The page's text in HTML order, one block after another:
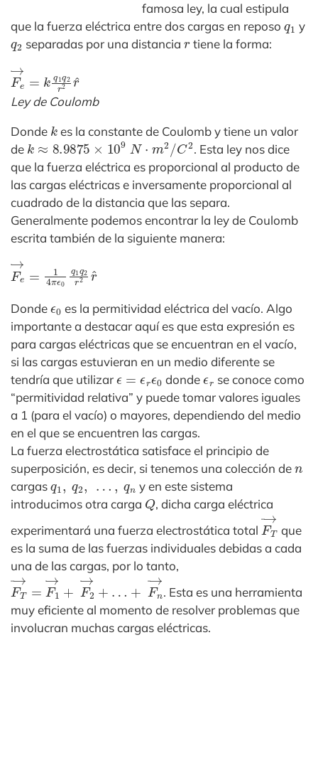
famosa ley, la cual estipula
que la fuerza eléctrica entre dos cargas en reposo q y
q2separadas por una distancia rtiene la forma:
Fe = kq1 q
Ley de Coulomb
Donde k es la constante de Coulomb y tiene un valor
de k≈8.9875×109 N⋅m2 C2
. Esta ley nos dice
que la fuerza eléctrica es proporcional al producto de
las cargas eléctricas e inversamente proporcional al
cuadrado de la distancia que las separa.
Generalmente podemos encontrar la ley de Coulomb
escrita también de la siguiente manera:
Fe 1 πϵ0 q
Donde
es la permitividad eléctrica del vacío. Algo
importante a destacar aquí es que esta expresión es
para cargas eléctricas que se encuentran en el vacío,
si las cargas estuvieran en un medio diferente se
tendría que utilizarϵ=ϵr ϵ0 dondeϵ r se conoce como
“permitividad relativa” y puede tomar valores iguales
a 1 (para el vacío) o mayores, dependiendo del medio
en el que se encuentren las cargas.
La fuerza electrostática satisface el principio de
superposición, es decir, si tenemos una colección de
cargasq1, q2 , … , qn
y en este sistema
introducimos otra carga Q, dicha carga eléctrica
experimentará una fuerza electrostática total FT que
es la suma de las fuerzas individuales debidas a cada
una de las cargas, por lo tanto,
FT =F1 + F
+ F →
. Esta es una herramienta
muy eficiente al momento de resolver problemas que
involucran muchas cargas eléctricas.